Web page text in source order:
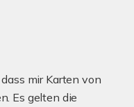
mir Karten von
Es gelten die